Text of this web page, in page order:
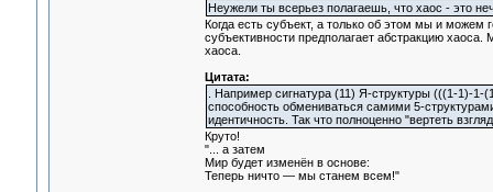
Неужели ты всерьез полагаешь, что хаос - это
Когда есть субъект, а только об этом мы и можем
субъективности предполагает абстракцию
хаоса.
Цитата:
. Например сигнатура (11) Я-структуры (((1-1)-
способность обмениваться самими 5-
идентичность. Так что полноценно "вертеть
Круто!
"... а затем
Мир будет изменён в основе:
Теперь ничто — мы станем всем!"